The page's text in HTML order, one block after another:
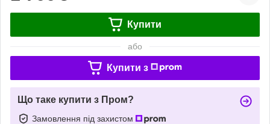
Купити
або
Купити з
Що таке купити з Пром?
Замовлення під захистом